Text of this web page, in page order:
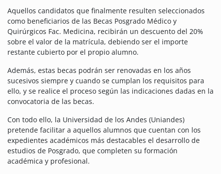
Aquellos candidatos que finalmente resulten seleccionados
como beneficiarios de las Becas Posgrado Médico y
Quirúrgicos Fac. Medicina, recibirán un descuento del 20%
sobre el valor de la matrícula, debiendo ser el importe
restante cubierto por el propio alumno.
Además, estas becas podrán ser renovadas en los años
sucesivos siempre y cuando se cumplan los requisitos para
ello, y se realice el proceso según las indicaciones dadas en la
convocatoria de las becas.
Con todo ello, la Universidad de los Andes (Uniandes)
pretende facilitar a aquellos alumnos que cuentan con los
expedientes académicos más destacables el desarrollo de
estudios de Posgrado, que completen su formación
académica y profesional.